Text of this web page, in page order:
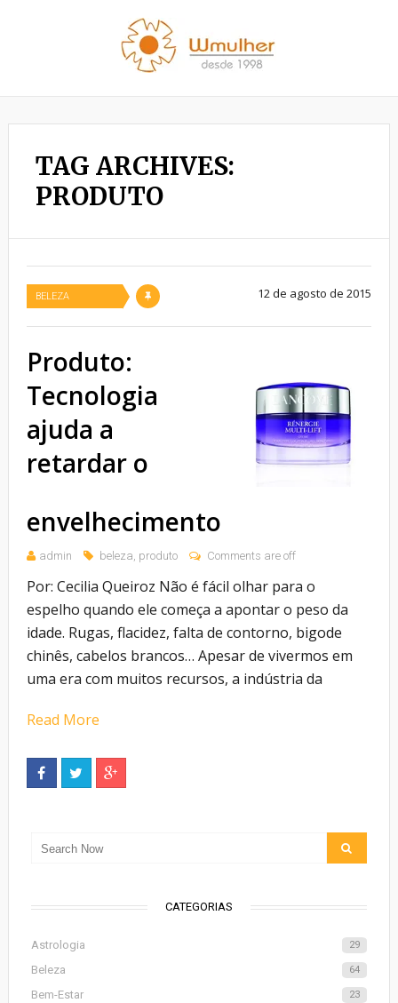
TAG ARCHIVES:
PRODUTO
BELEZA 12 de agosto de 2015
Produto:
Tecnologia
ajuda a
retardar o
envelhecimento
admin beleza, produto Comments are off
Por: Cecilia Queiroz Não é fácil olhar para o
espelho quando ele começa a apontar o peso da
idade. Rugas, flacidez, falta de contorno, bigode
chinês, cabelos brancos… Apesar de vivermos em
uma era com muitos recursos, a indústria da
Read More
CATEGORIAS
Astrologia 29
Beleza 64
Bem-Estar 23